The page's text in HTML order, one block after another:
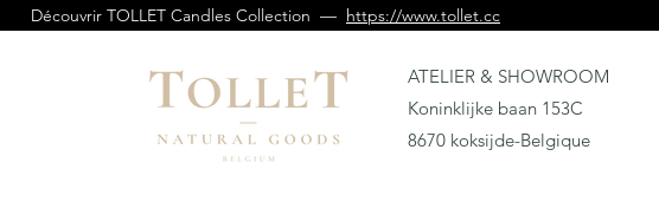
Découvrir TOLLET Candles Collection — https://www.tollet.cc
ATELIER & SHOWROOM
Koninklijke baan 153C
8670 koksijde-Belgique